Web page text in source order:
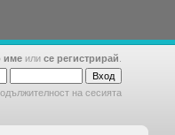
име или се регистрирай
на сесията